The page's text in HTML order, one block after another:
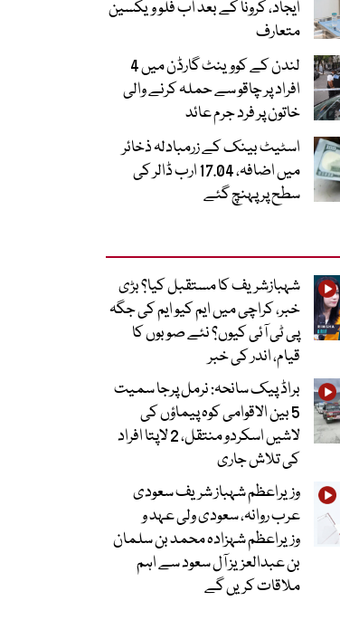
ایجاد، کرونا کے بعد اب فلو ویکسین
متعارف
لندن کے کووینٹ گارڈن میں 4
افراد پر چاقو سے حملہ کرنے والی
خاتون پر فرد جرم عائد
اسٹیٹ بینک کے زرمبادلہ ذخائر
میں اضافہ، 17.04 ارب ڈالر کی
سطح پر پہنچ گئے
شہبازشریف کا مستقبل کیا؟ بڑی
خبر، کراچی میں ایم کیو ایم کی جگہ
پی ٹی آئی کیوں؟ نئے صوبوں کا
قیام، اندر کی خبر
براڈ پیک سانحہ: نرمل پرجا سمیت
5 بین الاقوامی کوہ پیماؤں کی
لاشیں اسکردو منتقل، 2 لاپتا افراد
کی تلاش جاری
وزیراعظم شہباز شریف سعودی
عرب روانہ، سعودی ولی عہد و
وزیراعظم شہزادہ محمد بن سلمان
بن عبدالعزیز آل سعود سے اہم
ملاقات کریں گے